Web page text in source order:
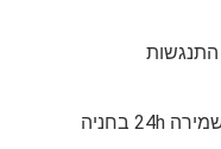
התנגשות